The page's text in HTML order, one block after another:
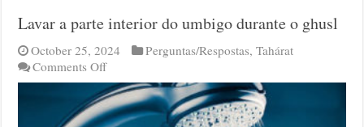
Lavar a parte interior do umbigo durante o ghusl
October 25, 2024 Perguntas/Respostas,Tahárat
Comments Offon
Lavar
a
parte